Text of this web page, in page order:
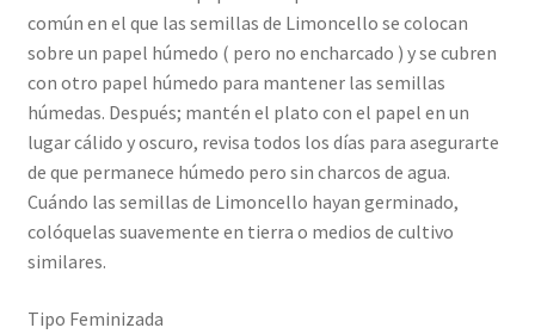
común en el que las semillas de Limoncello se colocan
sobre un papel húmedo ( pero no encharcado ) y se cubren
con otro papel húmedo para mantener las semillas
húmedas. Después; mantén el plato con el papel en un
lugar cálido y oscuro, revisa todos los días para asegurarte
de que permanece húmedo pero sin charcos de agua.
Cuándo las semillas de Limoncello hayan germinado,
colóquelas suavemente en tierra o medios de cultivo
similares.
Tipo Feminizada